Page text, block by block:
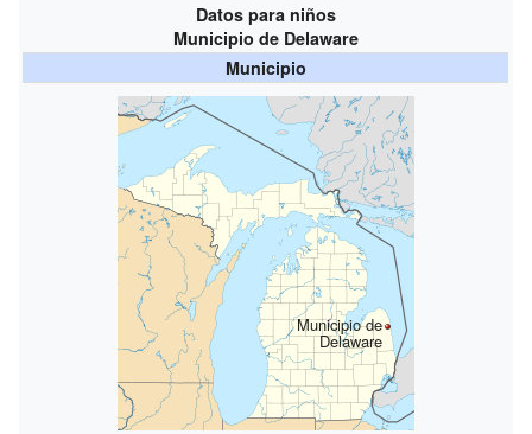
Datos para niños
Municipio de Delaware
Municipio
Municipio de
Delaware